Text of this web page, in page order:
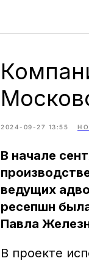
2024-09-27 13:55
В начале
ведущих
ресепшн
Павла
В проекте